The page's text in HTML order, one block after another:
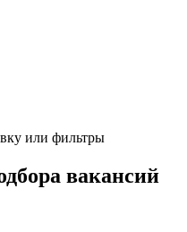
или фильтры
вакансий